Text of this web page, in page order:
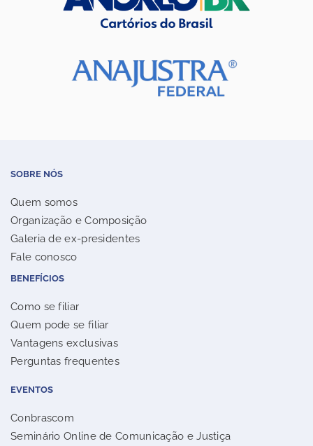
SOBRE NÓS
Quem somos
Organização e Composição
Galeria de ex-presidentes
Fale conosco
BENEFÍCIOS
Como se filiar
Quem pode se filiar
Vantagens exclusivas
Perguntas frequentes
EVENTOS
Conbrascom
Seminário Online de Comunicação e Justiça